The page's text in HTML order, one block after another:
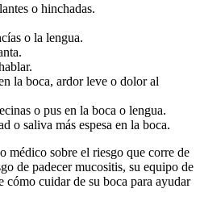
o hinchadas.
o la lengua.
la boca, ardor leve o dolor al
o pus en la boca o lengua.
o saliva más espesa en la boca.
médico sobre el riesgo que corre de
de padecer mucositis, su equipo de
cómo cuidar de su boca para ayudar